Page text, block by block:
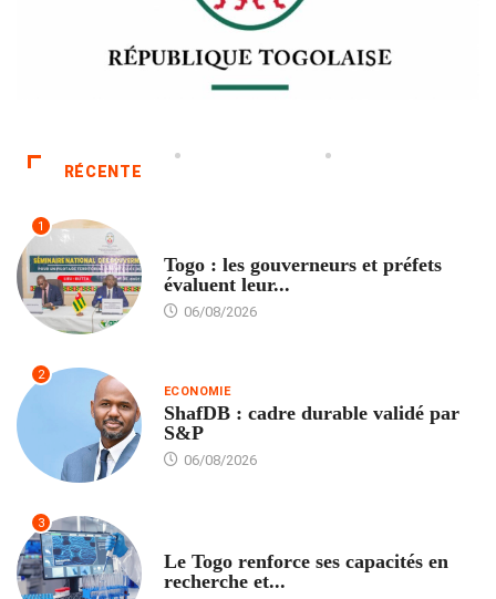
RÉCENTE
1
Togo : les gouverneurs et préfets
évaluent leur...
06/08/2026
2
ECONOMIE
ShafDB : cadre durable validé par
S&P
06/08/2026
3
Le Togo renforce ses capacités en
recherche et...